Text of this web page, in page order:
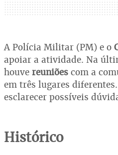
A Polícia Militar (PM) e o
apoiar a atividade. Na
houve reuniões com a
em três lugares
esclarecer possíveis
Histórico